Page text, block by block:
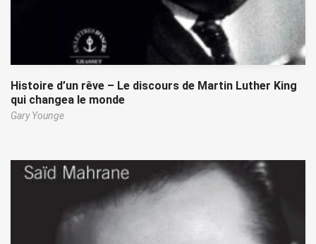
Histoire d’un rêve – Le discours de Martin Luther King
qui changea le monde
Gary Younge